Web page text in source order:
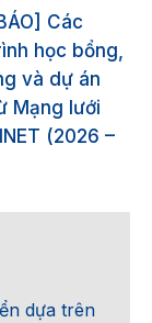
Các
học bổng,
và dự án
Mạng lưới
(2026 –
dựa trên